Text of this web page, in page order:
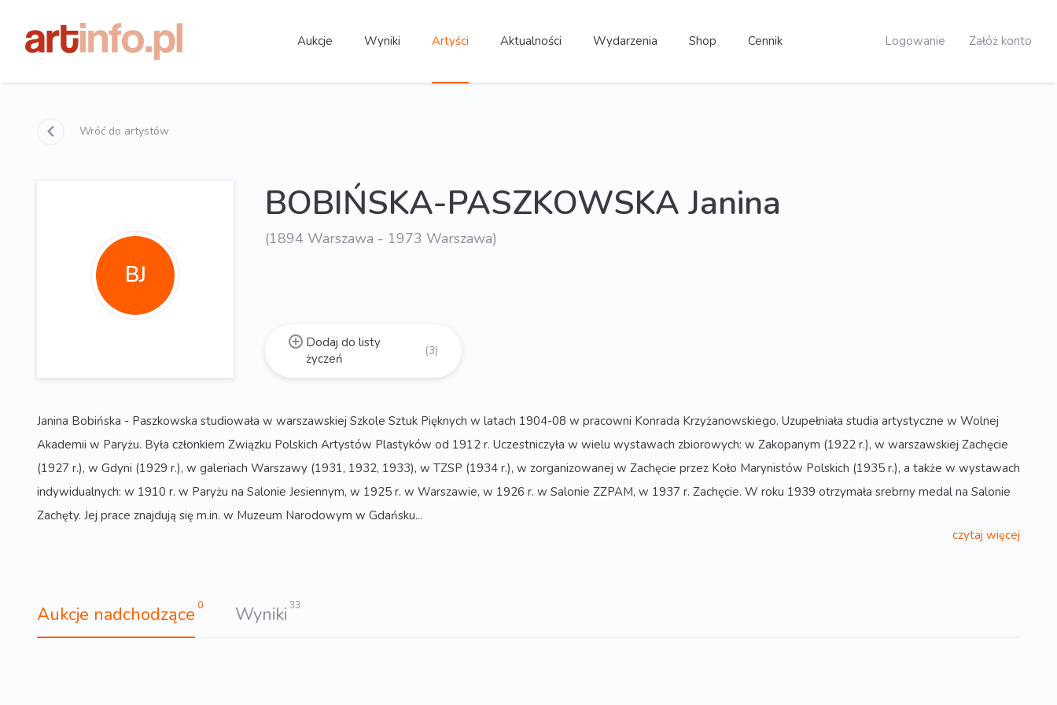
Aukcje Wyniki Artyści Aktualności Wydarzenia Shop Cennik Logowanie Załóż konto
Wróć do artystów
BJ
BOBIŃSKA-PASZKOWSKA Janina
(1894 Warszawa - 1973 Warszawa)
Dodaj do listy
życzeń
(3)
Janina Bobińska - Paszkowska studiowała w warszawskiej Szkole Sztuk Pięknych w latach 1904-08 w pracowni Konrada Krzyżanowskiego. Uzupełniała studia artystyczne w Wolnej
Akademii w Paryżu. Była członkiem Związku Polskich Artystów Plastyków od 1912 r. Uczestniczyła w wielu wystawach zbiorowych: w Zakopanym (1922 r.), w warszawskiej Zachęcie
(1927 r.), w Gdyni (1929 r.), w galeriach Warszawy (1931, 1932, 1933), w TZSP (1934 r.), w zorganizowanej w Zachęcie przez Koło Marynistów Polskich (1935 r.), a także w wystawach
indywidualnych: w 1910 r. w Paryżu na Salonie Jesiennym, w 1925 r. w Warszawie, w 1926 r. w Salonie ZZPAM, w 1937 r. Zachęcie. W roku 1939 otrzymała srebrny medal na Salonie
Zachęty. Jej prace znajdują się m.in. w Muzeum Narodowym w Gdańsku...
czytaj więcej
Aukcje nadchodzące 0 Wyniki 33